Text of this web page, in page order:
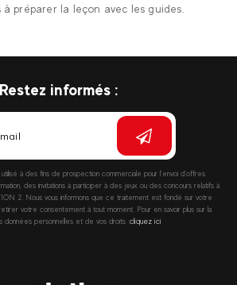
à préparer la leçon avec les guides.
Restez informés :
utilisé à des fins de prospection commerciale pour l’envoi d’offres
des invitations à participer à des jeux ou des concours relatifs à
2. Nous vous informons que ce traitement est fondé sur votre
votre consentement à tout moment. Pour en savoir plus sur la
données personnelles et de vos droits :cliquez ici